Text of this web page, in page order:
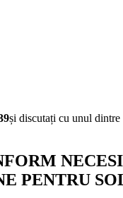
și discutați cu unul
PENTRU